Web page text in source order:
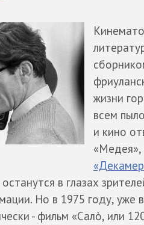
жизни
всем
и кино
«Медея»,
в глазах
Но в 1975 году, уже
- фильм «Салò, или